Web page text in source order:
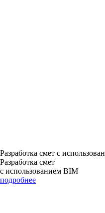
Разработка смет с
Разработка смет
с использованием BIM
подробнее